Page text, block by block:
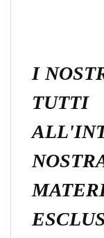
RAME
I